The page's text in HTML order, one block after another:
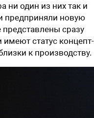
ни один из них так и
предприняли новую
представлены сразу
имеют статус концепт-
к производству.